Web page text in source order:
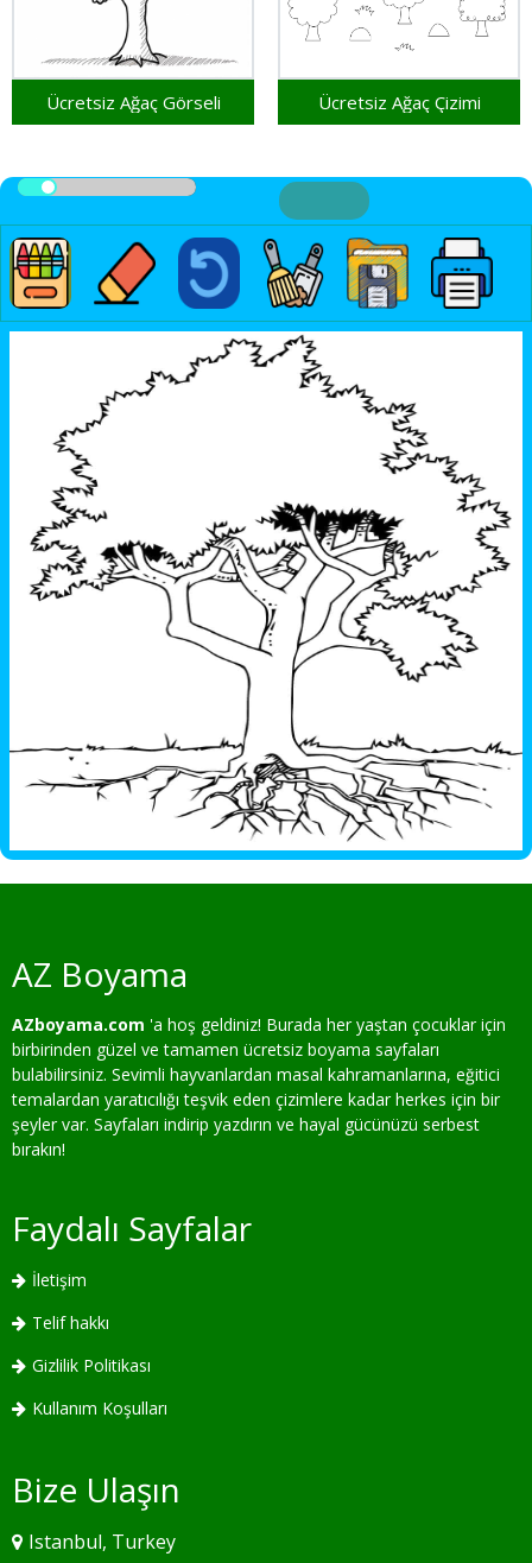
Ücretsiz Ağaç Görseli Ücretsiz Ağaç Çizimi
AZ Boyama
AZboyama.com 'a hoş geldiniz! Burada her yaştan çocuklar için
birbirinden güzel ve tamamen ücretsiz boyama sayfaları
bulabilirsiniz. Sevimli hayvanlardan masal kahramanlarına, eğitici
temalardan yaratıcılığı teşvik eden çizimlere kadar herkes için bir
şeyler var. Sayfaları indirip yazdırın ve hayal gücünüzü serbest
bırakın!
Faydalı Sayfalar
İletişim
Telif hakkı
Gizlilik Politikası
Kullanım Koşulları
Bize Ulaşın
Istanbul, Turkey